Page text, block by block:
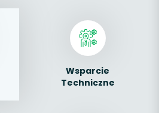
Wsparcie
Techniczne